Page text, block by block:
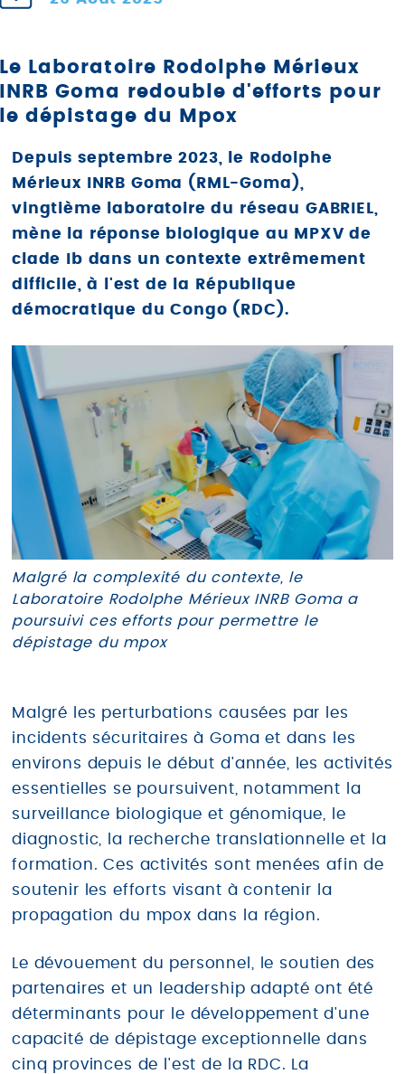
Le Laboratoire Rodolphe Mérieux
INRB Goma redouble d'efforts pour
le dépistage du Mpox
Depuis septembre 2023, le Rodolphe
Mérieux INRB Goma (RML-Goma),
vingtième laboratoire du réseau GABRIEL,
mène la réponse biologique au MPXV de
clade Ib dans un contexte extrêmement
difficile, à l'est de la République
démocratique du Congo (RDC).
Malgré la complexité du contexte, le
Laboratoire Rodolphe Mérieux INRB Goma a
poursuivi ces efforts pour permettre le
dépistage du mpox
Malgré les perturbations causées par les
incidents sécuritaires à Goma et dans les
environs depuis le début d'année, les activités
essentielles se poursuivent, notamment la
surveillance biologique et génomique, le
diagnostic, la recherche translationnelle et la
formation. Ces activités sont menées afin de
soutenir les efforts visant à contenir la
propagation du mpox dans la région.
Le dévouement du personnel, le soutien des
partenaires et un leadership adapté ont été
déterminants pour le développement d'une
capacité de dépistage exceptionnelle dans
cinq provinces de l'est de la RDC. La